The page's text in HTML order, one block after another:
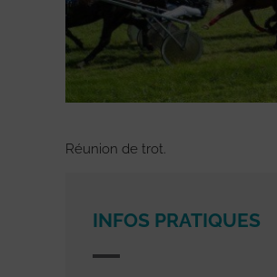
Réunion de trot.
INFOS PRATIQUES